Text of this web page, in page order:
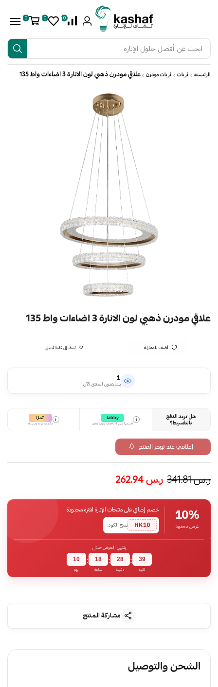
ابحث عن أفضل حلول الإنارة
0
0
0
الرئيسية ثريات ثريات مودرن علاقي مودرن ذهبي لون الانارة 3 اضاءات واط 135
علاقي مودرن ذهبي لون الانارة 3 اضاءات واط 135
أضف للمقارنة أضف إلى قائمة أمنياتي
1
يشاهدون المنتج الآن
هل تريد الدفع
بالتقسيط؟
i
tabby
قسمها على 4 دفعات بدون تعقيد
i تمارا
دفعات مرنة وسهلة
إعلامي عند توفر المنتج
ر.س341.81 ر.س
10%
عرض محدود
خصم إضافي على منتجات الإنارة لفترة محدودة
HK10
نسخ الكود
ينتهي العرض خلال
10
يوم
: 18
ساعة
: 28
دقيقة
: 39
ثانية
مشاركة المنتج
الشحن والتوصيل